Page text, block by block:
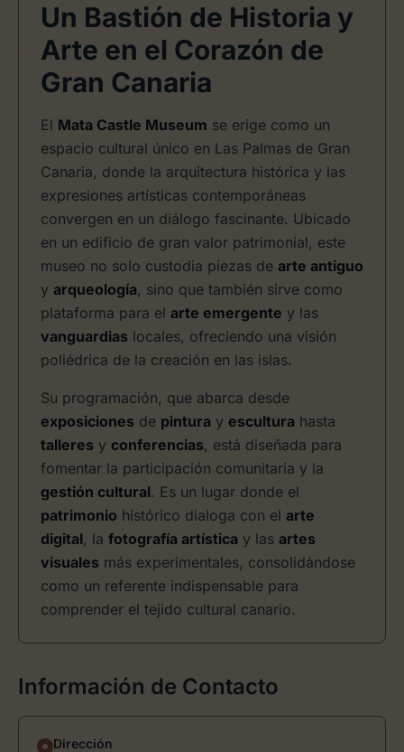
Un Bastión de Historia y
Arte en el Corazón de
Gran Canaria
El Mata Castle Museum se erige como un
espacio cultural único en Las Palmas de Gran
Canaria, donde la arquitectura histórica y las
expresiones artísticas contemporáneas
convergen en un diálogo fascinante. Ubicado
en un edificio de gran valor patrimonial, este
museo no solo custodia piezas de arte antiguo
y arqueología, sino que también sirve como
plataforma para el arte emergente y las
vanguardias locales, ofreciendo una visión
poliédrica de la creación en las islas.
Su programación, que abarca desde
exposiciones de pintura y escultura hasta
talleres y conferencias, está diseñada para
fomentar la participación comunitaria y la
gestión cultural. Es un lugar donde el
patrimonio histórico dialoga con el arte
digital, la fotografía artística y las artes
visuales más experimentales, consolidándose
como un referente indispensable para
comprender el tejido cultural canario.
Información de Contacto
Dirección